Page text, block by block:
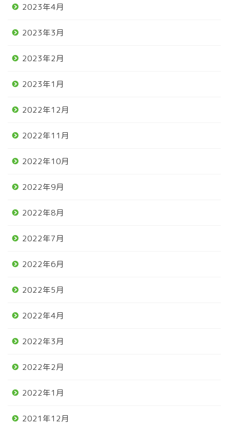
2023年4月
2023年3月
2023年2月
2023年1月
2022年12月
2022年11月
2022年10月
2022年9月
2022年8月
2022年7月
2022年6月
2022年5月
2022年4月
2022年3月
2022年2月
2022年1月
2021年12月